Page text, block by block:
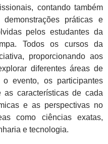
contando também
práticas e
pelos estudantes da
Todos os cursos da
proporcionando aos
diferentes áreas de
evento, os participantes
as características de cada
e as perspectivas no
como ciências exatas,
e tecnologia.